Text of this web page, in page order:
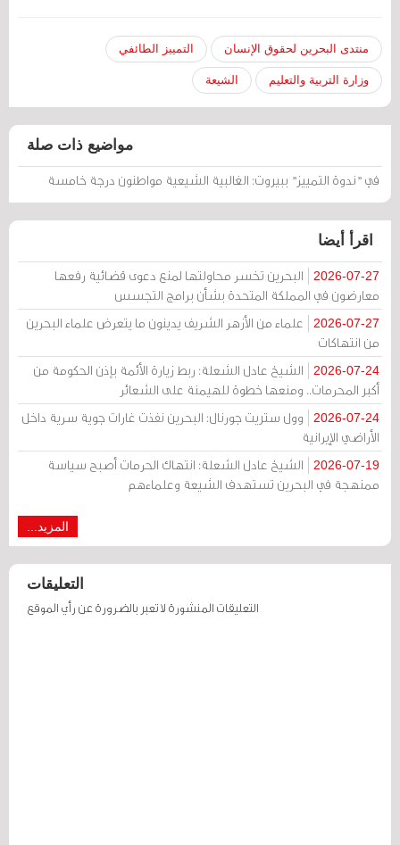
منتدى البحرين لحقوق الإنسان التمييز الطائفي
وزارة التربية والتعليم الشيعة
مواضيع ذات صلة
في "ندوة التمييز" ببيروت: الغالبية الشيعية مواطنون درجة خامسة
اقرأ أيضا
2026-07-27
البحرين تخسر محاولتها لمنع دعوى قضائية رفعها
معارضون في المملكة المتحدة بشأن برامج التجسس
2026-07-27
علماء من الأزهر الشريف يدينون ما يتعرض علماء البحرين
من انتهاكات
2026-07-24
الشيخ عادل الشعلة: ربط زيارة الأئمة بإذن الحكومة من
أكبر المحرمات.. ومنعها خطوة للهيمنة على الشعائر
2026-07-24
وول ستريت جورنال: البحرين نفذت غارات جوية سرية داخل
الأراضي الإيرانية
2026-07-19
الشيخ عادل الشعلة: انتهاك الحرمات أصبح سياسة
ممنهجة في البحرين تستهدف الشيعة وعلماءهم
المزيد...
التعليقات
التعليقات المنشورة لا تعبر بالضرورة عن رأي الموقع